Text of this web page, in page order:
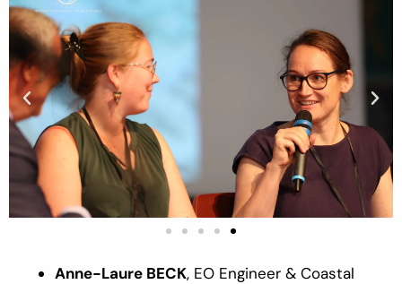
Anne-Laure BECK, EO Engineer & Coastal